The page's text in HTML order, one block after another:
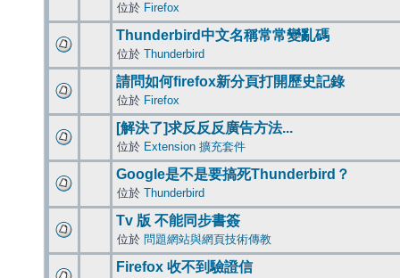
位於 Firefox
Thunderbird中文名稱常常變亂碼
位於 Thunderbird
請問如何firefox新分頁打開歷史記錄
位於 Firefox
[解決了]求反反反廣告方法...
位於 Extension 擴充套件
Google是不是要搞死Thunderbird？
位於 Thunderbird
Tv 版 不能同步書簽
位於 問題網站與網頁技術傳教
Firefox 收不到驗證信